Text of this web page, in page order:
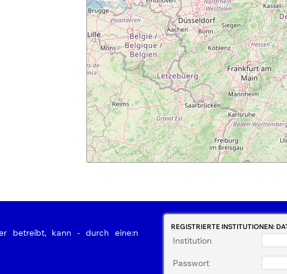
betreibt, kann - durch eine:n
REGISTRIERTE INSTITUTIONEN:
Institution
Passwort